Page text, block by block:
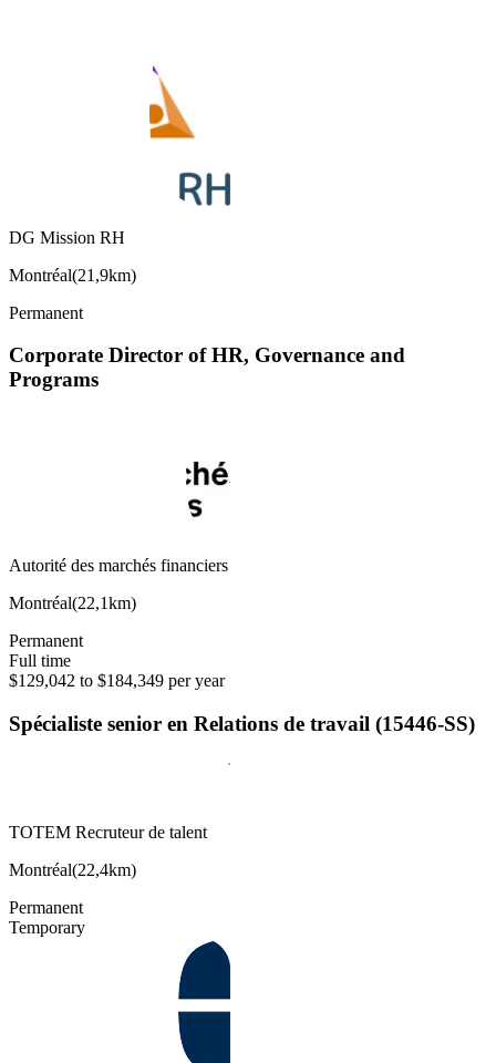
DG Mission RH
Montréal(21,9km)
Permanent
Corporate Director of HR, Governance and
Programs
Autorité des marchés financiers
Montréal(22,1km)
Permanent
Full time
$129,042 to $184,349 per year
Spécialiste senior en Relations de travail (15446-SS)
TOTEM Recruteur de talent
Montréal(22,4km)
Permanent
Temporary